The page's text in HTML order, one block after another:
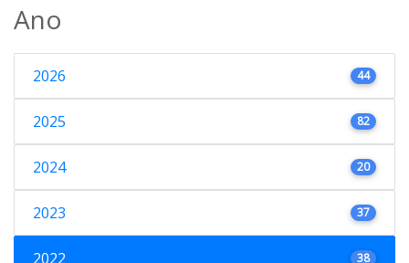
Ano
2026 44
2025 82
2024 20
2023 37
2022 38